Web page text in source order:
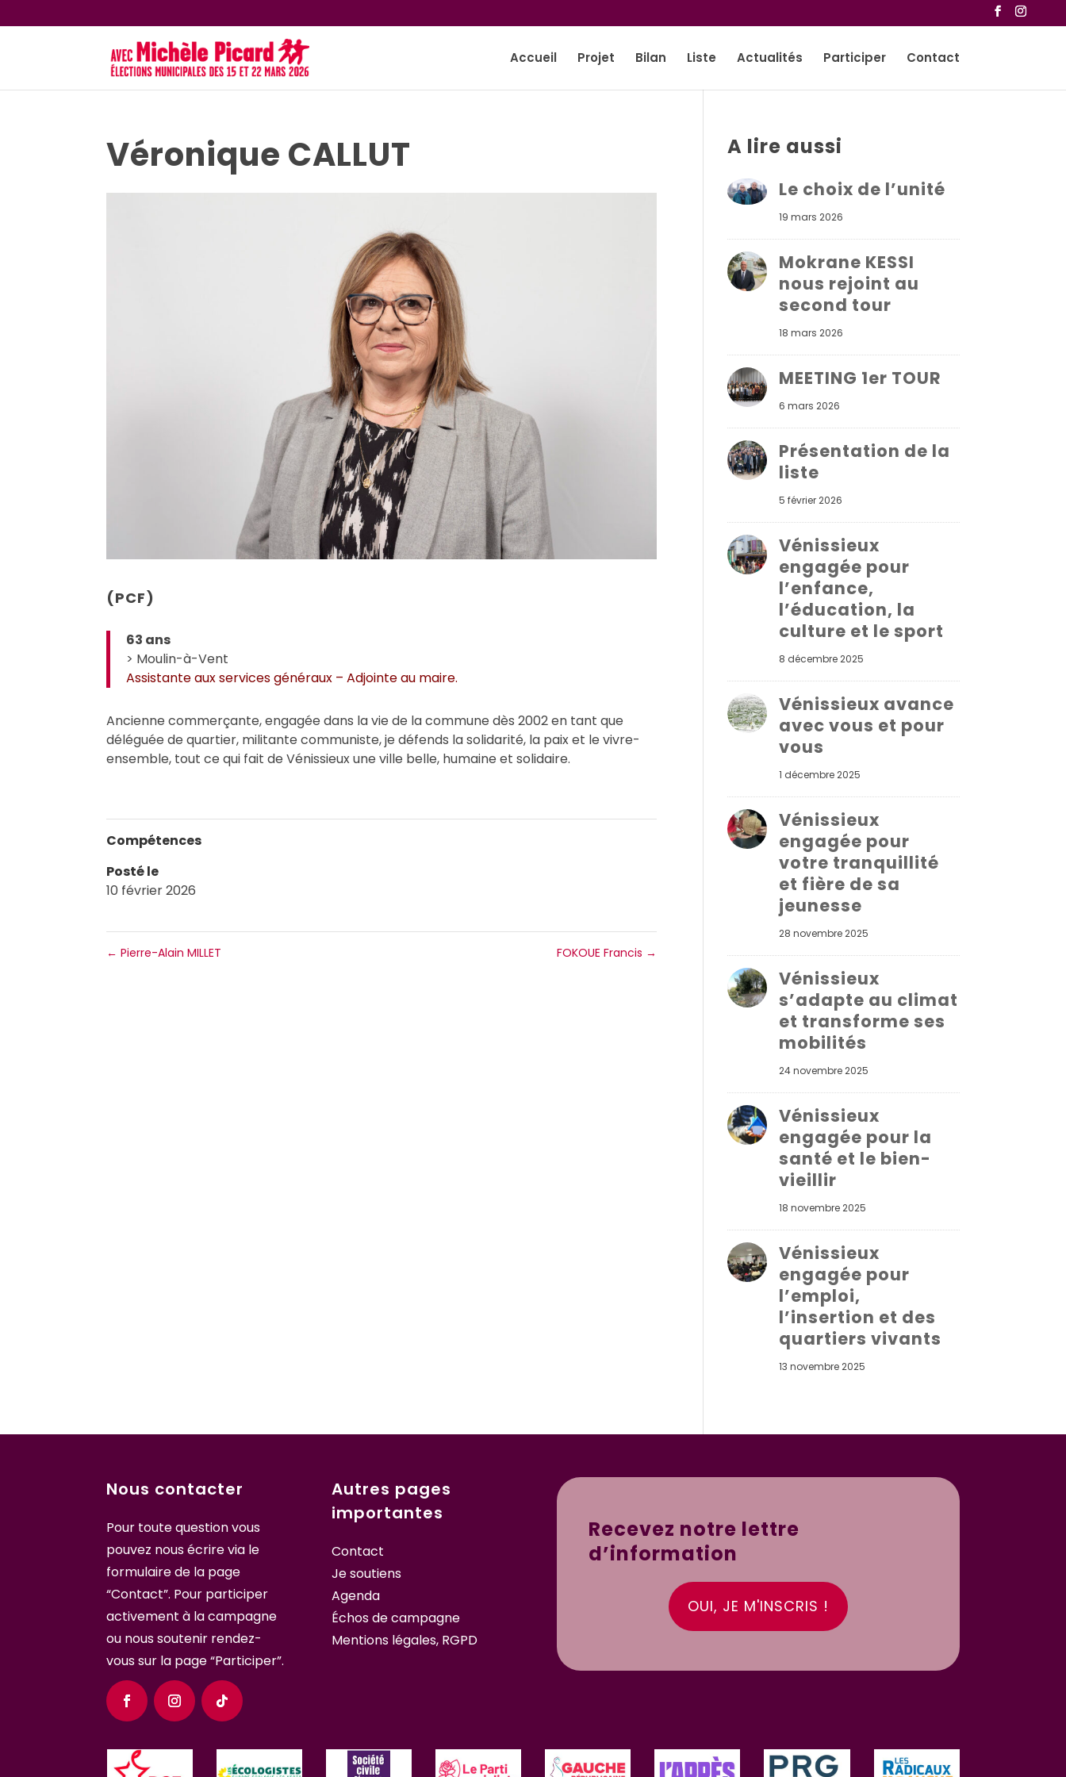
Accueil Projet Bilan Liste Actualités Participer Contact
Véronique CALLUT
(PCF)
63 ans
> Moulin-à-Vent
Assistante aux services généraux – Adjointe au maire.
Ancienne commerçante, engagée dans la vie de la commune dès 2002 en tant que
déléguée de quartier, militante communiste, je défends la solidarité, la paix et le vivre-
ensemble, tout ce qui fait de Vénissieux une ville belle, humaine et solidaire.
Compétences
Posté le
10 février 2026
← Pierre-Alain MILLET FOKOUE Francis →
A lire aussi
Le choix de l’unité
19 mars 2026
Mokrane KESSI
nous rejoint au
second tour
18 mars 2026
MEETING 1er TOUR
6 mars 2026
Présentation de la
liste
5 février 2026
Vénissieux
engagée pour
l’enfance,
l’éducation, la
culture et le sport
8 décembre 2025
Vénissieux avance
avec vous et pour
vous
1 décembre 2025
Vénissieux
engagée pour
votre tranquillité
et fière de sa
jeunesse
28 novembre 2025
Vénissieux
s’adapte au climat
et transforme ses
mobilités
24 novembre 2025
Vénissieux
engagée pour la
santé et le bien-
vieillir
18 novembre 2025
Vénissieux
engagée pour
l’emploi,
l’insertion et des
quartiers vivants
13 novembre 2025
Nous contacter
Pour toute question vous
pouvez nous écrirevia le
formulaire de la page
“Contact”. Pour participer
activement à la campagne
ou nous soutenir rendez-
vous sur la page “Participer”.
Autres pages
importantes
Contact
Je soutiens
Agenda
Échos de campagne
Mentions légales, RGPD
Recevez notre lettre
d’information
OUI, JE M'INSCRIS !